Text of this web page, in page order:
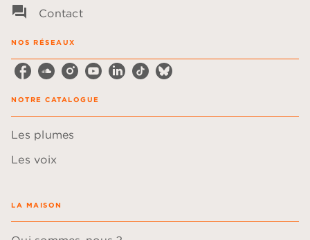
question_answer Contact
NOS RÉSEAUX
NOTRE CATALOGUE
Les plumes
Les voix
LA MAISON